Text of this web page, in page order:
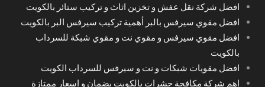
افضل شركة نقل عفش و تخزين اثاث و تركيب ستائر بالكويت
افضل مقوي سيرفس بالبر أهمية تركيب سيرفس البر بالكويت
افضل مقوي سيرفس و مقوي نت و مقوي شبكة للسرداب
بالكويت
افضل مقويات شبكات و نت و سيرفس للسرداب الكويت
اهم شركة مكافحة حشرات بالكويت بضمان و اسعار ممتازة